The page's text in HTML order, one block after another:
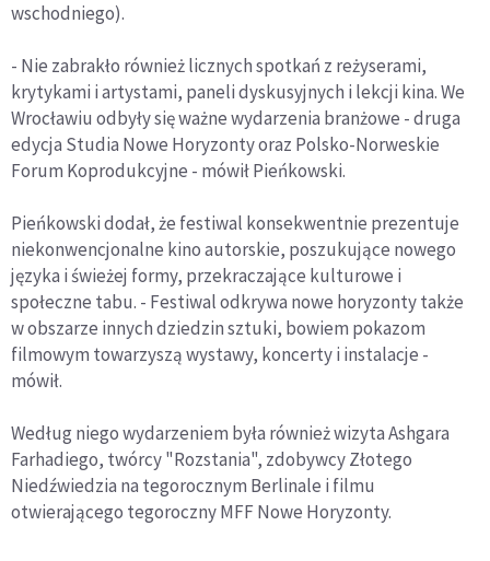
wschodniego).
- Nie zabrakło również licznych spotkań z reżyserami,
krytykami i artystami, paneli dyskusyjnych i lekcji kina. We
Wrocławiu odbyły się ważne wydarzenia branżowe - druga
edycja Studia Nowe Horyzonty oraz Polsko-Norweskie
Forum Koprodukcyjne - mówił Pieńkowski.
Pieńkowski dodał, że festiwal konsekwentnie prezentuje
niekonwencjonalne kino autorskie, poszukujące nowego
języka i świeżej formy, przekraczające kulturowe i
społeczne tabu. - Festiwal odkrywa nowe horyzonty także
w obszarze innych dziedzin sztuki, bowiem pokazom
filmowym towarzyszą wystawy, koncerty i instalacje -
mówił.
Według niego wydarzeniem była również wizyta Ashgara
Farhadiego, twórcy "Rozstania", zdobywcy Złotego
Niedźwiedzia na tegorocznym Berlinale i filmu
otwierającego tegoroczny MFF Nowe Horyzonty.